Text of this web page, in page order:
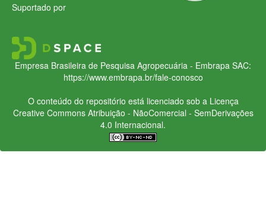
Suportado por
Empresa Brasileira de Pesquisa Agropecuária - Embrapa SAC:
https://www.embrapa.br/fale-conosco
O conteúdo do repositório está licenciado sob a Licença
Creative CommonsAtribuição - NãoComercial - SemDerivações
4.0 Internacional.